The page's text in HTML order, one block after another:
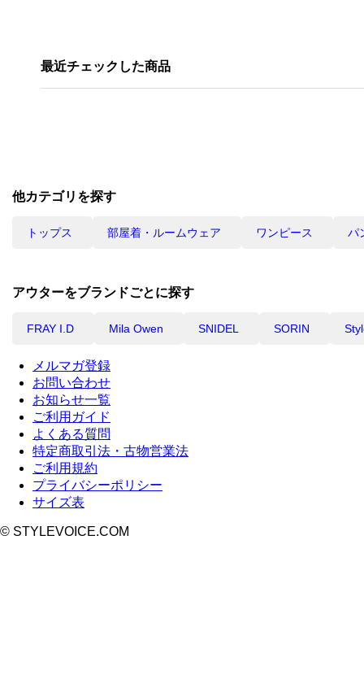
最近チェックした商品
他カテゴリを探す
トップス ワンピース パ
部屋着・ルームウェア
アウターをブランドごとに探す
FRAY I.D Mila Owen SNIDEL SORIN
メルマガ登録
お問い合わせ
お知らせ一覧
ご利用ガイド
よくある質問
特定商取引法・古物営業法
ご利用規約
プライバシーポリシー
サイズ表
© STYLEVOICE.COM